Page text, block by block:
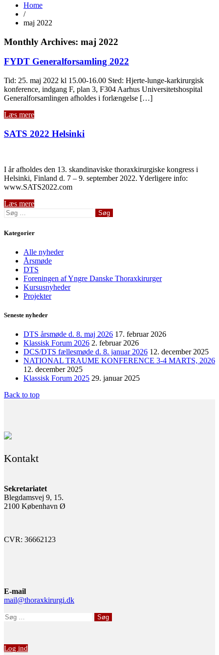
Home
/
maj 2022
Monthly Archives: maj 2022
FYDT Generalforsamling 2022
Tid: 25. maj 2022 kl 15.00-16.00 Sted: Hjerte-lunge-karkirurgisk
konference, indgang F, plan 3, F304 Aarhus Universitetshospital
Generalforsamlingen afholdes i forlængelse […]
Læs mere
SATS 2022 Helsinki
I år afholdes den 13. skandinaviske thoraxkirurgiske kongress i
Helsinki, Finland d. 7 – 9. september 2022. Yderligere info:
www.SATS2022.com
Læs mere
Søg
Kategorier
Alle nyheder
Årsmøde
DTS
Foreningen af Yngre Danske Thoraxkirurger
Kursusnyheder
Projekter
Seneste nyheder
DTS årsmøde d. 8. maj 2026 17. februar 2026
Klassisk Forum 2026 2. februar 2026
DCS/DTS fællesmøde d. 8. januar 2026 12. december 2025
NATIONAL TRAUME KONFERENCE 3-4 MARTS, 2026
12. december 2025
Klassisk Forum 2025 29. januar 2025
Back to top
Kontakt
Sekretariatet
Blegdamsvej 9, 15.
2100 København Ø
CVR: 36662123
E-mail
mail@thoraxkirurgi.dk
Søg
Log ind